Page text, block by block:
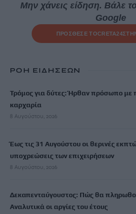
Μην χάνεις είδηση. Βάλε το
Google
ΠΡΟΣΘΕΣΕ ΤΟCRETA24
ΡΟΗ ΕΙΔΗΣΕΩΝ
Τρόμος για δύτες: Ήρθαν πρόσωπο
καρχαρία
8 Αυγούστου, 2026
Έως τις 31 Αυγούστου οι θερινές
υποχρεώσεις των επιχειρήσεων
8 Αυγούστου, 2026
Δεκαπενταύγουστος: Πώς θα
Αναλυτικά οι αργίες του έτους